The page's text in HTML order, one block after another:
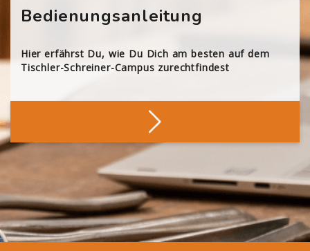
Bedienungsanleitung
Hier erfährst Du, wie Du Dich am besten auf dem
Tischler-Schreiner-Campus zurechtfindest